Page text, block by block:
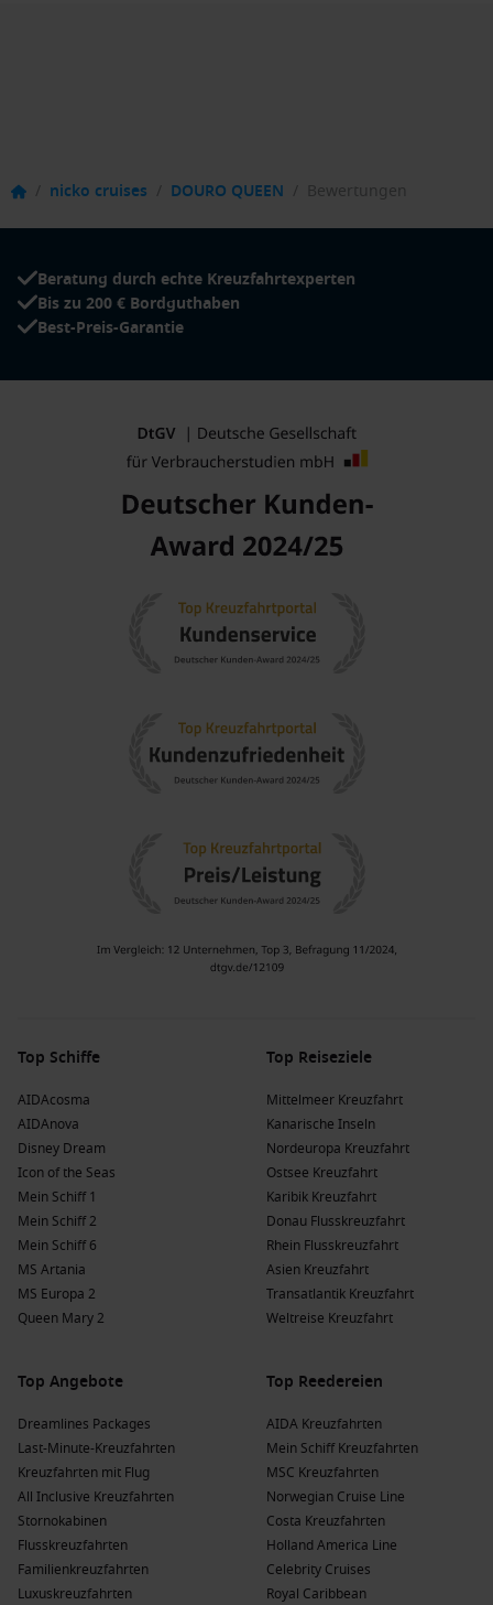
/ nicko cruises / DOURO QUEEN / Bewertungen
Beratung durch echte Kreuzfahrtexperten
Bis zu 200 € Bordguthaben
Best-Preis-Garantie
Top Schiffe
AIDAcosma
AIDAnova
Disney Dream
Icon of the Seas
Mein Schiff 1
Mein Schiff 2
Mein Schiff 6
MS Artania
MS Europa 2
Queen Mary 2
Top Reiseziele
Mittelmeer Kreuzfahrt
Kanarische Inseln
Nordeuropa Kreuzfahrt
Ostsee Kreuzfahrt
Karibik Kreuzfahrt
Donau Flusskreuzfahrt
Rhein Flusskreuzfahrt
Asien Kreuzfahrt
Transatlantik Kreuzfahrt
Weltreise Kreuzfahrt
Top Angebote
Dreamlines Packages
Last-Minute-Kreuzfahrten
Kreuzfahrten mit Flug
All Inclusive Kreuzfahrten
Stornokabinen
Flusskreuzfahrten
Familienkreuzfahrten
Luxuskreuzfahrten
Top Reedereien
AIDA Kreuzfahrten
Mein Schiff Kreuzfahrten
MSC Kreuzfahrten
Norwegian Cruise Line
Costa Kreuzfahrten
Holland America Line
Celebrity Cruises
Royal Caribbean